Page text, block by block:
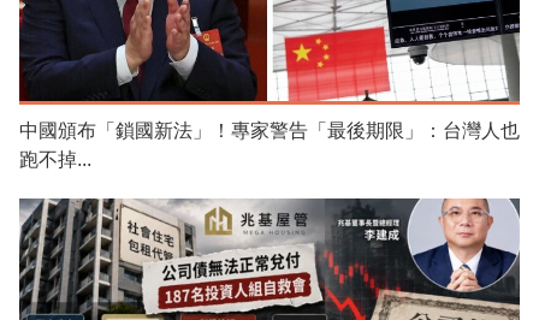
中國頒布「鎖國新法」！專家警告「最後期限」：台灣人也
跑不掉...